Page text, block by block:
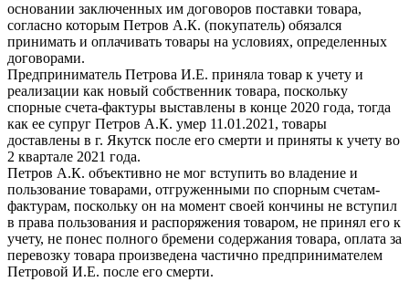
основании заключенных им договоров поставки товара,
согласно которым Петров А.К. (покупатель) обязался
принимать и оплачивать товары на условиях, определенных
договорами.
Предприниматель Петрова И.Е. приняла товар к учету и
реализации как новый собственник товара, поскольку
спорные счета-фактуры выставлены в конце 2020 года, тогда
как ее супруг Петров А.К. умер 11.01.2021, товары
доставлены в г. Якутск после его смерти и приняты к учету во
2 квартале 2021 года.
Петров А.К. объективно не мог вступить во владение и
пользование товарами, отгруженными по спорным счетам-
фактурам, поскольку он на момент своей кончины не вступил
в права пользования и распоряжения товаром, не принял его к
учету, не понес полного бремени содержания товара, оплата за
перевозку товара произведена частично предпринимателем
Петровой И.Е. после его смерти.